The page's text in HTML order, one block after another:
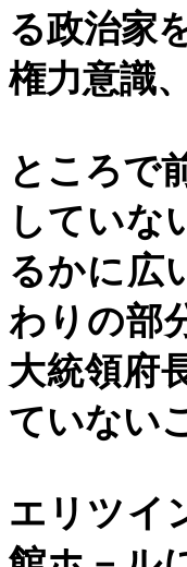
る政治家
権力意識
ところで
していな
るかに広
わりの部
大統領府
ていない
エリツイ